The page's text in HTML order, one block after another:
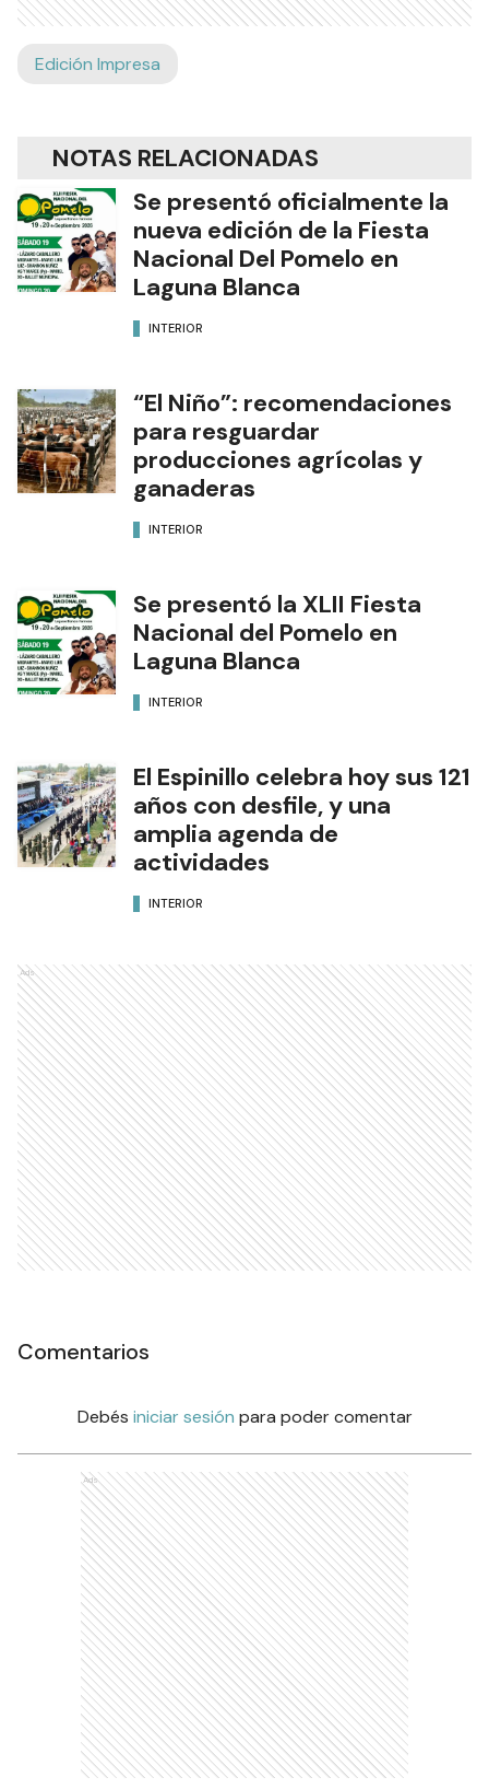
Edición Impresa
NOTAS RELACIONADAS
Se presentó oficialmente la
nueva edición de la Fiesta
Nacional Del Pomelo en
Laguna Blanca
INTERIOR
“El Niño”: recomendaciones
para resguardar
producciones agrícolas y
ganaderas
INTERIOR
Se presentó la XLII Fiesta
Nacional del Pomelo en
Laguna Blanca
INTERIOR
El Espinillo celebra hoy sus 121
años con desfile, y una
amplia agenda de
actividades
INTERIOR
Ads
Comentarios
Debés iniciar sesión para poder comentar
Ads